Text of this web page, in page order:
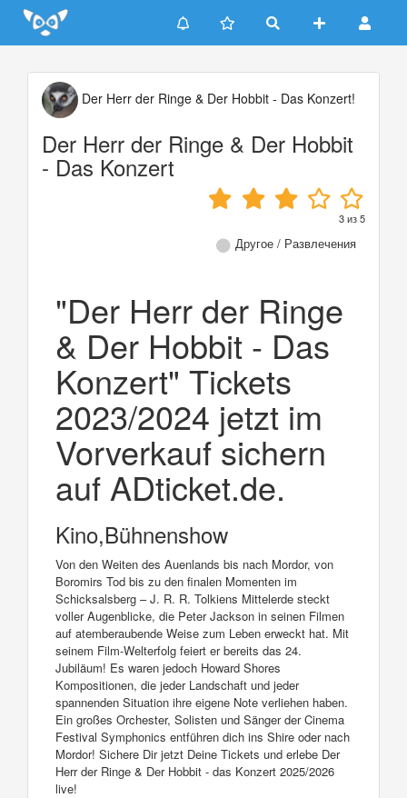
Update cookies preferences
Der Herr der Ringe & Der Hobbit - Das Konzert!
Der Herr der Ringe & Der Hobbit
- Das Konzert
3из5
Другое / Развлечения
"Der Herr der Ringe
& Der Hobbit - Das
Konzert" Tickets
2023/2024 jetzt im
Vorverkauf sichern
auf ADticket.de.
Kino,Bühnenshow
Von den Weiten des Auenlands bis nach Mordor, von
Boromirs Tod bis zu den finalen Momenten im
Schicksalsberg – J. R. R. Tolkiens Mittelerde steckt
voller Augenblicke, die Peter Jackson in seinen Filmen
auf atemberaubende Weise zum Leben erweckt hat. Mit
seinem Film-Welterfolg feiert er bereits das 24.
Jubiläum! Es waren jedoch Howard Shores
Kompositionen, die jeder Landschaft und jeder
spannenden Situation ihre eigene Note verliehen haben.
Ein großes Orchester, Solisten und Sänger der Cinema
Festival Symphonics entführen dich ins Shire oder nach
Mordor! Sichere Dir jetzt Deine Tickets und erlebe Der
Herr der Ringe & Der Hobbit - das Konzert 2025/2026
live!